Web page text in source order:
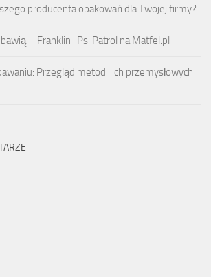
producenta opakowań dla Twojej firmy?
– Franklin i Psi Patrol na Matfel.pl
Przegląd metod i ich przemysłowych